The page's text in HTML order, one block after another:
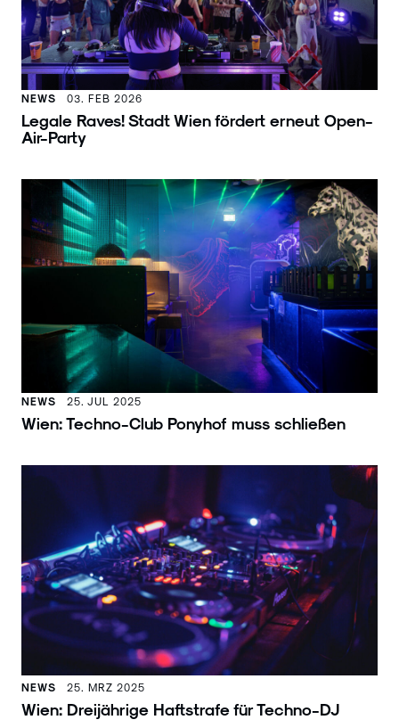
NEWS 03. FEB 2026
Legale Raves! Stadt Wien fördert erneut Open-
Air-Party
NEWS 25. JUL 2025
Wien: Techno-Club Ponyhof muss schließen
NEWS 25. MRZ 2025
Wien: Dreijährige Haftstrafe für Techno-DJ